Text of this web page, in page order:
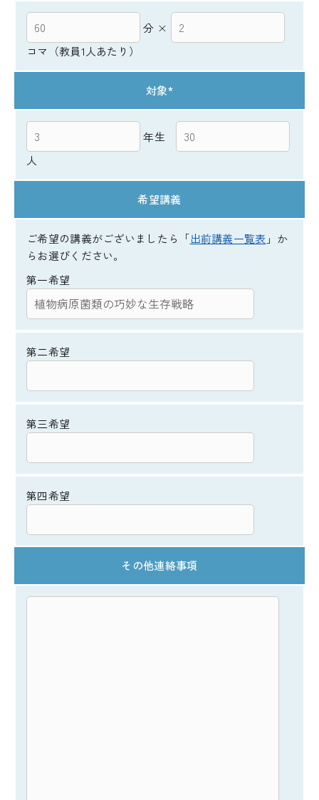
分 ×
コマ（教員1人あたり）
対象*
年生
人
希望講義
ご希望の講義がございましたら「出前講義一覧表 」か
らお選びください。
第一希望
第二希望
第三希望
第四希望
その他連絡事項